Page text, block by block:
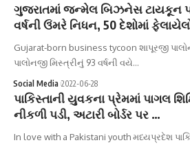
ગુજરાતમાં જન્મેલ બિઝનેસ ટાયકૂન
વર્ષની ઉંમરે નિધન, 50 દેશોમાં
Gujarat-born business tycoon શાપૂરજી
પાલોનજી મિસ્ત્રીનું 93 વર્ષની વયે…
Social Media 2022-06-28
પાકિસ્તાની યુવકના પ્રેમમાં પાગલ
નીકળી પડી, અટારી બોર્ડર પર …
In love with a Pakistani youth મધ્યપ્રદેશ